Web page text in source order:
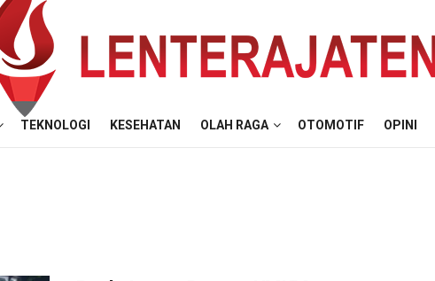
TEKNOLOGI KESEHATAN OLAH RAGA OTOMOTIF OPINI